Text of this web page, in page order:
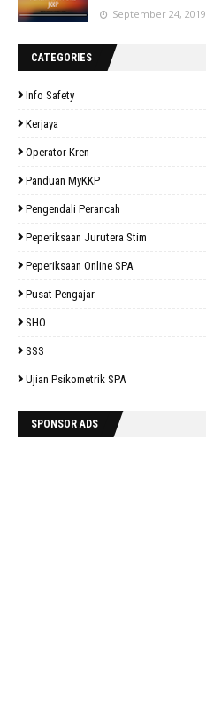
September 24, 2019
CATEGORIES
Info Safety
Kerjaya
Operator Kren
Panduan MyKKP
Pengendali Perancah
Peperiksaan Jurutera Stim
Peperiksaan Online SPA
Pusat Pengajar
SHO
SSS
Ujian Psikometrik SPA
SPONSOR ADS